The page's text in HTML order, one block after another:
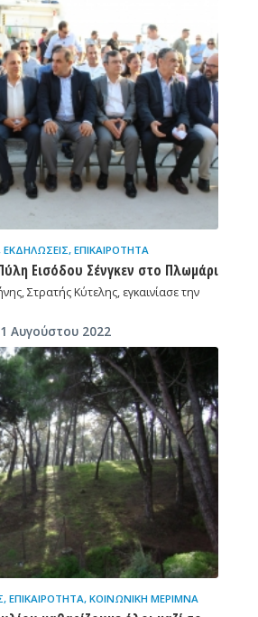
, ΕΚΔΗΛΏΣΕΙΣ, ΕΠΙΚΑΙΡΌΤΗΤΑ
Εισόδου Σένγκεν στο Πλωμάρι
Στρατής Κύτελης, εγκαινίασε την
1 Αυγούστου 2022
, ΕΠΙΚΑΙΡΌΤΗΤΑ, ΚΟΙΝΩΝΙΚΉ ΜΈΡΙΜΝΑ